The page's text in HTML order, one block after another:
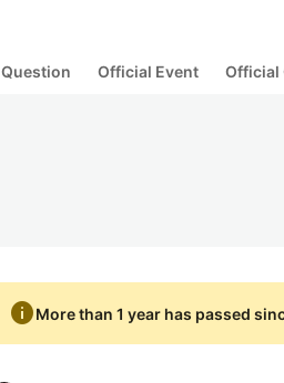
Question Official Event Official
infoMore than 1 year has passed